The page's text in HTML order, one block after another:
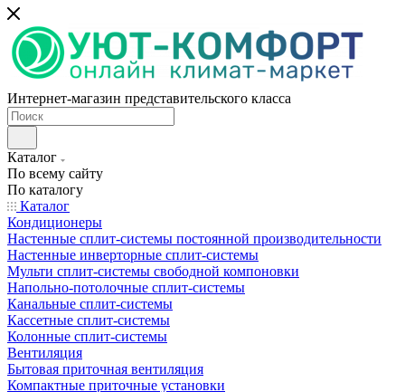
Интернет-магазин представительского класса
Каталог
По всему сайту
По каталогу
Каталог
Кондиционеры
Настенные сплит-системы постоянной производительности
Настенные инверторные сплит-системы
Мульти сплит-системы свободной компоновки
Напольно-потолочные сплит-системы
Канальные сплит-системы
Кассетные сплит-системы
Колонные сплит-системы
Вентиляция
Бытовая приточная вентиляция
Компактные приточные установки